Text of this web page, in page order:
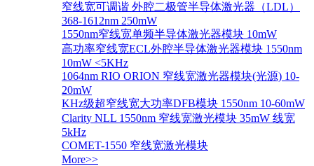
窄线宽可调谐 外腔二极管半导体激光器（LDL）
368-1612nm 250mW
1550nm窄线宽单频半导体激光器模块 10mW
高功率窄线宽ECL外腔半导体激光器模块 1550nm
10mW <5KHz
1064nm RIO ORION 窄线宽激光器模块(光源) 10-
20mW
KHz级超窄线宽大功率DFB模块 1550nm 10-60mW
Clarity NLL 1550nm 窄线宽激光模块 35mW 线宽
5kHz
COMET-1550 窄线宽激光模块
More>>